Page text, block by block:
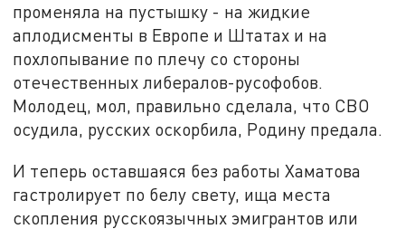
променяла на пустышку - на жидкие
аплодисменты в Европе и Штатах и на
похлопывание по плечу со стороны
отечественных либералов-русофобов.
Молодец, мол, правильно сделала, что СВО
осудила, русских оскорбила, Родину предала.
И теперь оставшаяся без работы Хаматова
гастролирует по белу свету, ища места
скопления русскоязычных эмигрантов или